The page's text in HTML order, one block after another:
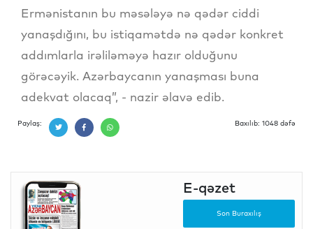
Ermənistanın bu məsələyə nə qədər ciddi
yanaşdığını, bu istiqamətdə nə qədər konkret
addımlarla irəliləməyə hazır olduğunu
görəcəyik. Azərbaycanın yanaşması buna
adekvat olacaq”, - nazir əlavə edib.
Paylaş: Baxılıb: 1048 dəfə
E-qəzet
Son Buraxılış